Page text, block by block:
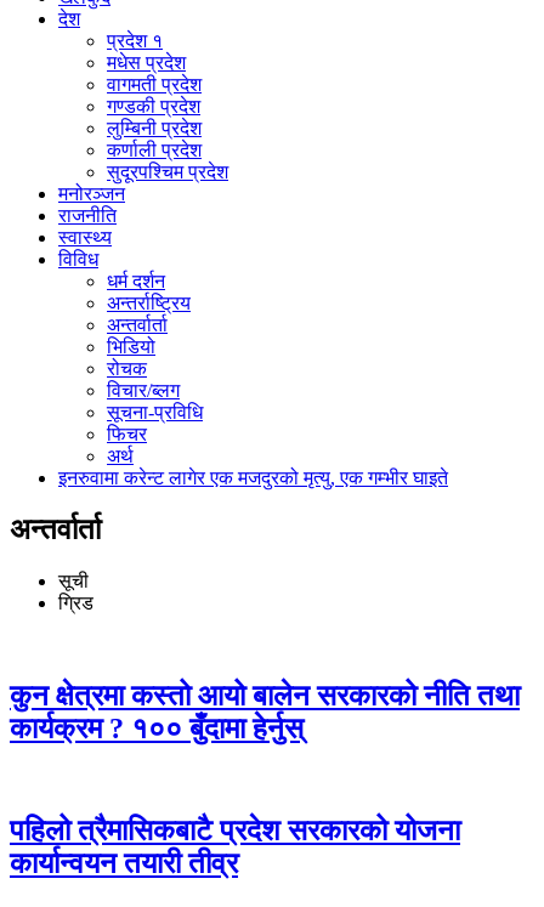
देश
प्रदेश १
मधेस प्रदेश
वागमती प्रदेश
गण्डकी प्रदेश
लुम्बिनी प्रदेश
कर्णाली प्रदेश
सुदूरपश्चिम प्रदेश
मनोरञ्जन
राजनीति
स्वास्थ्य
विविध
धर्म दर्शन
अन्तर्राष्ट्रिय
अन्तर्वार्ता
भिडियो
रोचक
विचार/ब्लग
सूचना-प्रविधि
फिचर
अर्थ
इनरुवामा करेन्ट लागेर एक मजदुरको मृत्यु, एक गम्भीर घाइते
अन्तर्वार्ता
सूची
ग्रिड
कुन क्षेत्रमा कस्तो आयो बालेन सरकारको नीति तथा
कार्यक्रम ? १०० बुँदामा हेर्नुस्
पहिलो त्रैमासिकबाटै प्रदेश सरकारको योजना
कार्यान्वयन तयारी तीव्र